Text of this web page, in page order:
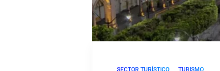
SECTOR TURÍSTICO TURISMO